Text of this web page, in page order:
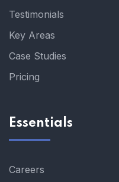
Testimonials
Key Areas
Case Studies
Pricing
Essentials
Careers